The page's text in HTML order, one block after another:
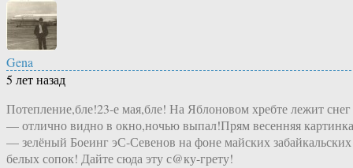
Gena
5 лет назад
Потепление,бле!23-е мая,бле! На Яблоновом хребте лежит снег
— отлично видно в окно,ночью выпал!Прям весенняя картинка
— зелёный Боеинг эС-Севенов на фоне майских забайкальских
белых сопок! Дайте сюда эту с@ку-грету!